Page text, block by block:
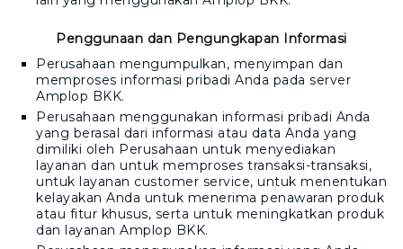
Penggunaan dan Pengungkapan Informasi
Perusahaan mengumpulkan, menyimpan dan
memproses informasi pribadi Anda pada server
Amplop BKK.
Perusahaan menggunakan informasi pribadi Anda
yang berasal dari informasi atau data Anda yang
dimiliki oleh Perusahaan untuk menyediakan
layanan dan untuk memproses transaksi-transaksi,
untuk layanan customer service, untuk menentukan
kelayakan Anda untuk menerima penawaran produk
atau fitur khusus, serta untuk meningkatkan produk
dan layanan Amplop BKK.